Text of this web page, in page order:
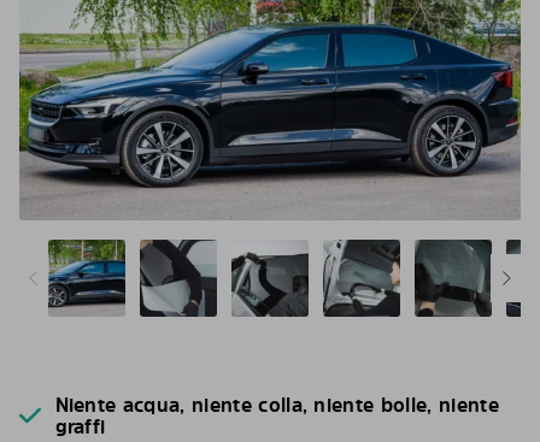
Niente acqua, niente colla, niente bolle, niente
graffi